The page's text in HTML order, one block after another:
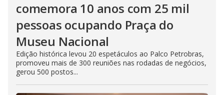
comemora 10 anos com 25 mil
pessoas ocupando Praça do
Museu Nacional
Edição histórica levou 20 espetáculos ao Palco Petrobras,
promoveu mais de 300 reuniões nas rodadas de negócios,
gerou 500 postos...